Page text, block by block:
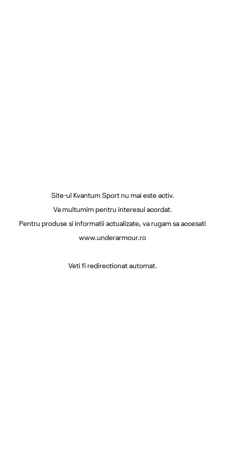
Site-ul Kvantum Sport nu mai este activ.
Va multumim pentru interesul acordat.
Pentru produse si informatii actualizate, va rugam sa accesati
www.underarmour.ro
Veti fi redirectionat automat.